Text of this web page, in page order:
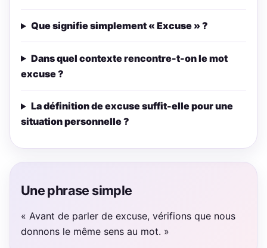
Que signifie simplement « Excuse » ?
Dans quel contexte rencontre-t-on le mot
excuse ?
La définition de excuse suffit-elle pour une
situation personnelle ?
Une phrase simple
« Avant de parler de excuse, vérifions que nous
donnons le même sens au mot. »